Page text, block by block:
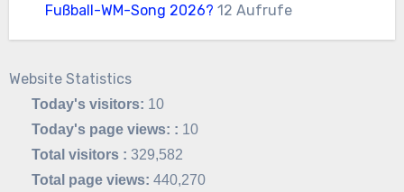
Fußball-WM-Song 2026? 12 Aufrufe
Website Statistics
Today's visitors: 10
Today's page views: : 10
Total visitors :329,582
Total page views:440,270